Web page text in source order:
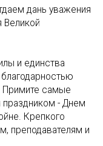
дань уважения
Великой
и единства
Примите самые
- Днем
Крепкого
преподавателям и